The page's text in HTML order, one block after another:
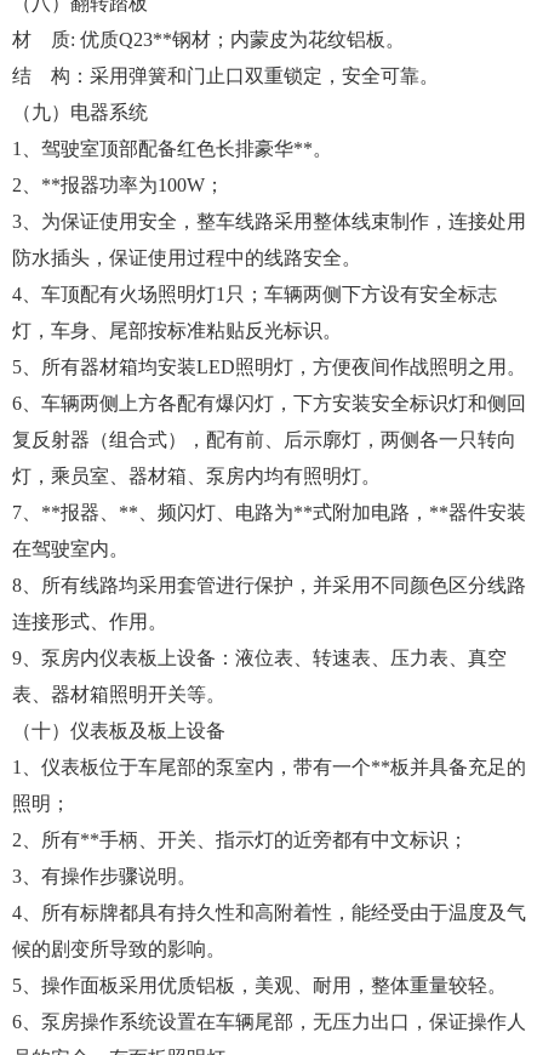
材 质: 优质Q23**钢材；内蒙皮为花纹铝板。
结 构：采用弹簧和门止口双重锁定，安全可靠。
（九）电器系统
1、驾驶室顶部配备红色长排豪华**。
2、**报器功率为100W；
3、为保证使用安全，整车线路采用整体线束制作，连接处用
防水插头，保证使用过程中的线路安全。
4、车顶配有火场照明灯1只；车辆两侧下方设有安全标志
灯，车身、尾部按标准粘贴反光标识。
5、所有器材箱均安装LED照明灯，方便夜间作战照明之用。
6、车辆两侧上方各配有爆闪灯，下方安装安全标识灯和侧回
复反射器（组合式），配有前、后示廓灯，两侧各一只转向
灯，乘员室、器材箱、泵房内均有照明灯。
7、**报器、**、频闪灯、电路为**式附加电路，**器件安装
在驾驶室内。
8、所有线路均采用套管进行保护，并采用不同颜色区分线路
连接形式、作用。
9、泵房内仪表板上设备：液位表、转速表、压力表、真空
表、器材箱照明开关等。
（十）仪表板及板上设备
1、仪表板位于车尾部的泵室内，带有一个**板并具备充足的
照明；
2、所有**手柄、开关、指示灯的近旁都有中文标识；
3、有操作步骤说明。
4、所有标牌都具有持久性和高附着性，能经受由于温度及气
候的剧变所导致的影响。
5、操作面板采用优质铝板，美观、耐用，整体重量较轻。
6、泵房操作系统设置在车辆尾部，无压力出口，保证操作人